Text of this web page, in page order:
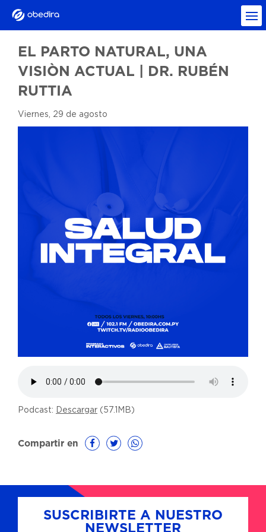
EL PARTO NATURAL, UNA
VISIÒN ACTUAL | DR. RUBÉN
RUTTIA
Viernes, 29 de agosto
Podcast: Descargar (57.1MB)
Compartir en
SUSCRIBIRTE A NUESTRO
NEWSLETTER